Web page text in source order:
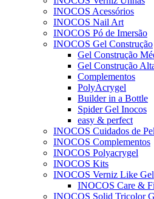
INOCOS Acessórios
INOCOS Nail Art
INOCOS Pó de Imersão
INOCOS Gel Construção
Gel Construção
Gel Construção
Complementos
PolyAcrygel
Builder in a Bottle
Spider Gel Inocos
easy & perfect
INOCOS Cuidados de
INOCOS Complementos
INOCOS Polyacrygel
INOCOS Kits
INOCOS Verniz Like Gel
INOCOS Care &
INOCOS Solid Tricolor